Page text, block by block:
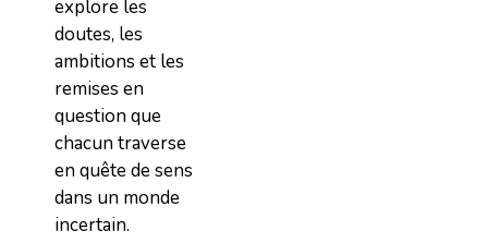
explore les
doutes, les
ambitions et les
remises en
question que
chacun traverse
en quête de sens
dans un monde
incertain.